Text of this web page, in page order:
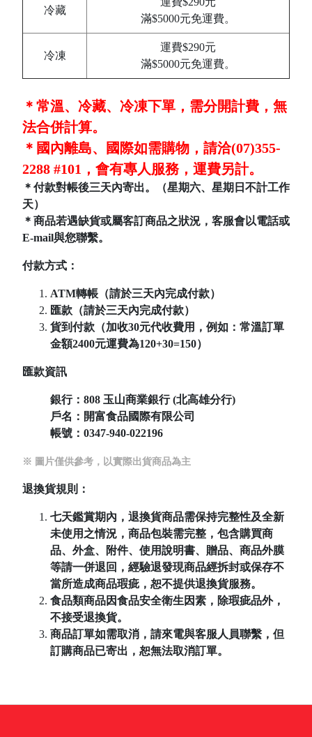
冷藏
滿$5000元免運費。
冷凍
運費$290元
滿$5000元免運費。
＊常溫、冷藏、冷凍下單，需分開計費，無
法合併計算。
＊國內離島、國際如需購物，請洽(07)355-
2288 #101，會有專人服務，運費另計。
＊付款對帳後三天內寄出。（星期六、星期日不計工作
天）
＊商品若遇缺貨或屬客訂商品之狀況，客服會以電話或
E-mail與您聯繫。
付款方式：
ATM轉帳（請於三天內完成付款）
匯款（請於三天內完成付款）
貨到付款（加收30元代收費用，例如：常溫訂單
金額2400元運費為120+30=150）
匯款資訊
銀行：808 玉山商業銀行 (北高雄分行)
戶名：開富食品國際有限公司
帳號： 0347-940-022196
※ 圖片僅供參考，以實際出貨商品為主
退換貨規則：
七天鑑賞期內，退換貨商品需保持完整性及全新
未使用之情況，商品包裝需完整，包含購買商
品、外盒、附件、使用說明書、贈品、商品外膜
等請一併退回，經驗退發現商品經拆封或保存不
當所造成商品瑕疵，恕不提供退換貨服務。
食品類商品因食品安全衛生因素，除瑕疵品外，
不接受退換貨。
商品訂單如需取消，請來電與客服人員聯繫，但
訂購商品已寄出，恕無法取消訂單。